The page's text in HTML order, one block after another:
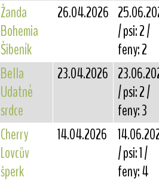
Žanda
Bohemia
Šibeník
26.04.2026
/ psi: 2 /
feny: 2
Bella
Udatné
srdce
23.04.2026
/ psi: 2 /
feny: 3
Cherry
Lovcův
šperk
14.04.2026
/ psi: 1 /
feny: 4